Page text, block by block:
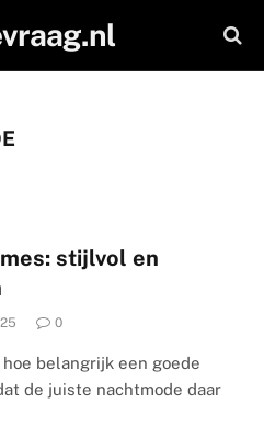
stijlvol en
0
belangrijk een goede
de juiste nachtmode daar